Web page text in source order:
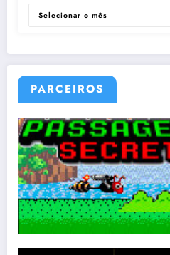
ARQUIVOS
PARCEIROS